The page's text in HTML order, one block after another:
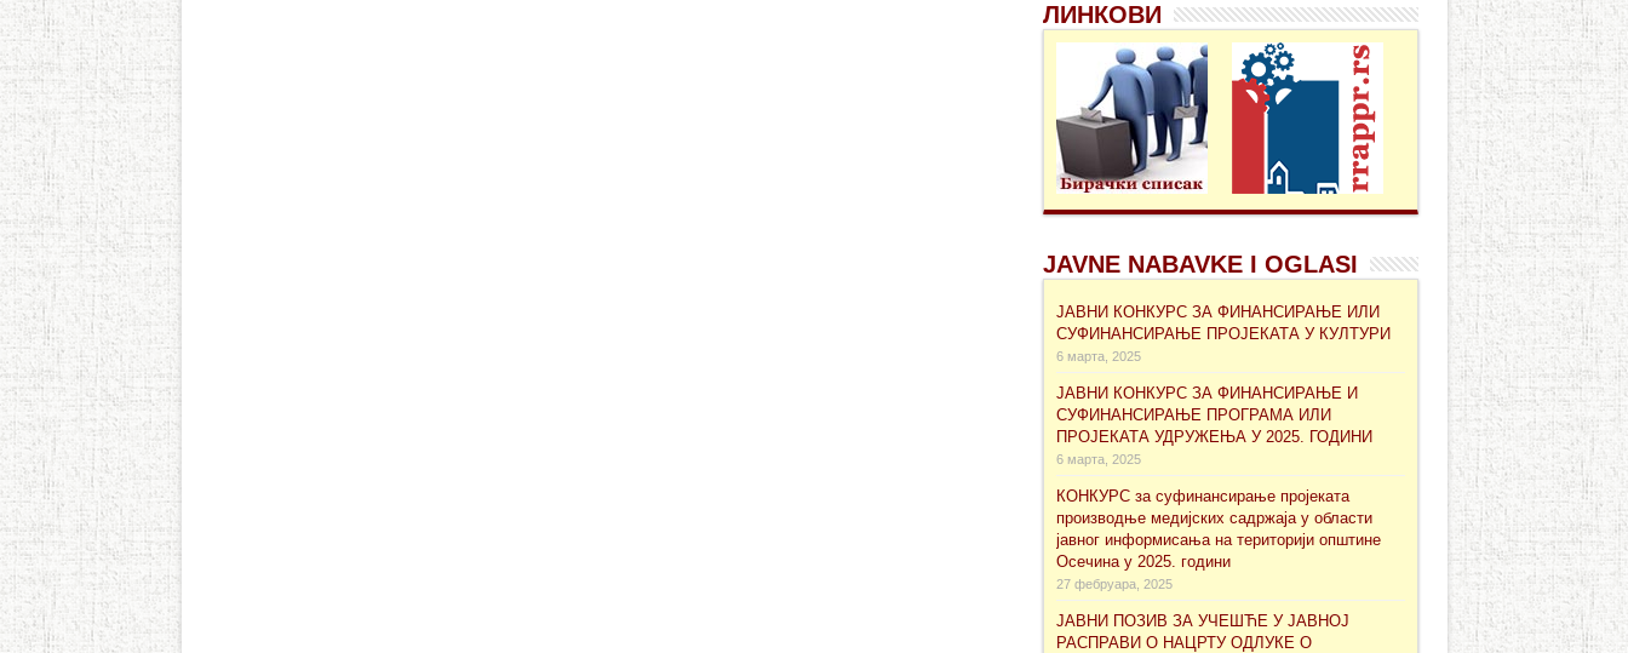
ЛИНКОВИ
JAVNE NABAVKE I OGLASI
ЈАВНИ КОНКУРС ЗА ФИНАНСИРАЊЕ ИЛИ
СУФИНАНСИРАЊЕ ПРОЈЕКАТА У КУЛТУРИ
6 марта, 2025
ЈАВНИ КОНКУРС ЗА ФИНАНСИРАЊЕ И
СУФИНАНСИРАЊЕ ПРОГРАМА ИЛИ
ПРОЈЕКАТА УДРУЖЕЊА У 2025. ГОДИНИ
6 марта, 2025
КОНКУРС за суфинансирање проjеката
производње медијских садржаја у области
јавног информисања на територији општине
Осечина у 2025. години
27 фебруара, 2025
ЈАВНИ ПОЗИВ ЗА УЧЕШЋЕ У ЈАВНОЈ
РАСПРАВИ О НАЦРТУ ОДЛУКЕ О